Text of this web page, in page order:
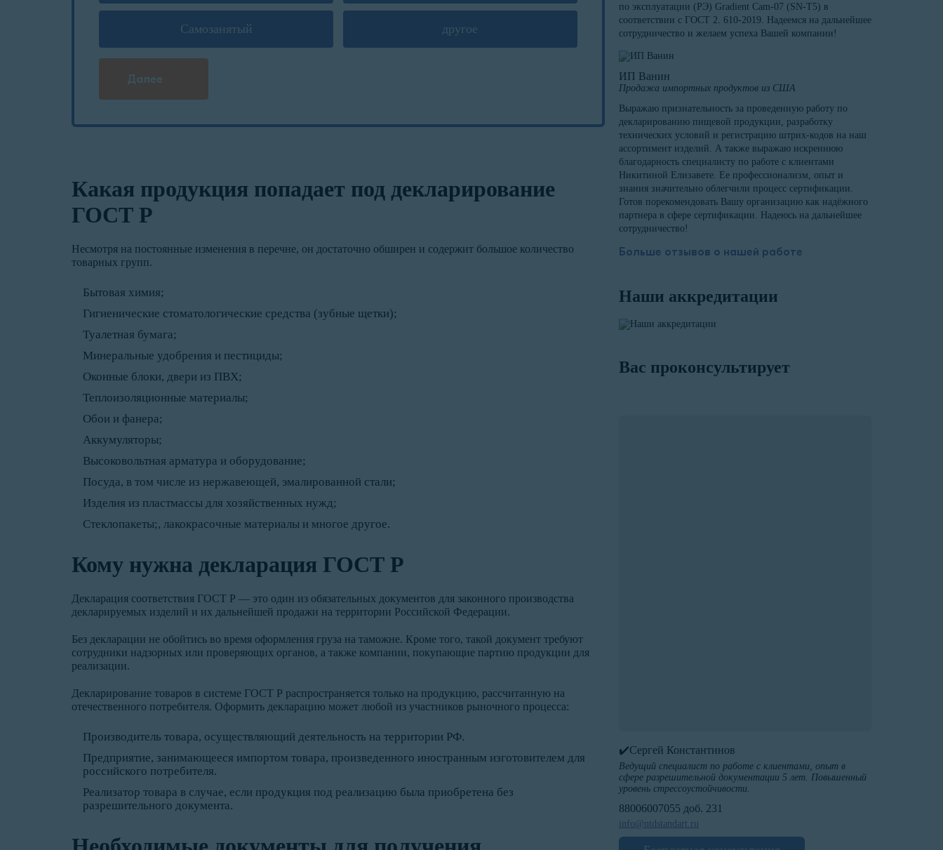
Самозанятый другое
Далее
Какая продукция попадает под декларирование
ГОСТ Р
Несмотря на постоянные изменения в перечне, он достаточно обширен и содержит большое количество
товарных групп.
Бытовая химия;
Гигиенические стоматологические средства (зубные щетки);
Туалетная бумага;
Минеральные удобрения и пестициды;
Оконные блоки, двери из ПВХ;
Теплоизоляционные материалы;
Обои и фанера;
Аккумуляторы;
Высоковольтная арматура и оборудование;
Посуда, в том числе из нержавеющей, эмалированной стали;
Изделия из пластмассы для хозяйственных нужд;
Стеклопакеты;, лакокрасочные материалы и многое другое.
Кому нужна декларация ГОСТ Р
Декларация соответствия ГОСТ Р — это один из обязательных документов для законного производства
декларируемых изделий и их дальнейшей продажи на территории Российской Федерации.
Без декларации не обойтись во время оформления груза на таможне. Кроме того, такой документ требуют
сотрудники надзорных или проверяющих органов, а также компании, покупающие партию продукции для
реализации.
Декларирование товаров в системе ГОСТ Р распространяется только на продукцию, рассчитанную на
отечественного потребителя. Оформить декларацию может любой из участников рыночного процесса:
Производитель товара, осуществляющий деятельность на территории РФ.
Предприятие, занимающееся импортом товара, произведенного иностранным изготовителем для
российского потребителя.
Реализатор товара в случае, если продукция под реализацию была приобретена без
разрешительного документа.
по эксплуатации (РЭ) Gradient Cam-07 (SN-T5) в
соответствии с ГОСТ 2. 610-2019. Надеемся на дальнейшее
сотрудничество и желаем успеха Вашей компании!
ИП Ванин
Продажа импортных продуктов из США
Выражаю признательность за проведенную работу по
декларированию пищевой продукции, разработку
технических условий и регистрацию штрих-кодов на наш
ассортимент изделий. А также выражаю искреннюю
благодарность специалисту по работе с клиентами
Никитиной Елизавете. Ее профессионализм, опыт и
знания значительно облегчили процесс сертификации.
Готов порекомендовать Вашу организацию как надёжного
партнера в сфере сертификации. Надеюсь на дальнейшее
сотрудничество!
Больше отзывов о нашей работе
Наши аккредитации
Вас проконсультирует
✔️Сергей Константинов
Ведущий специалист по работе с клиентами, опыт в
сфере разрешительной документации 5 лет. Повышенный
уровень стрессоустойчивости.
88006007055 доб. 231
info@ntdstandart.ru